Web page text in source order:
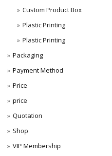
Custom Product Box
Plastic Printing
Plastic Printing
Packaging
Payment Method
Price
price
Quotation
Shop
VIP Membership